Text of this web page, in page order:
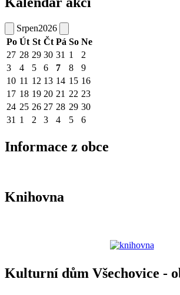
Srpen2026
Po Út St Čt Pá So Ne
27 28 29 30 31 1
2
3
4 5 6 7 8
9
10 11 12 13 14 15 16
17 18 19 20 21 22 23
24 25 26 27 28 29 30
31 1 2 3 4 5 6
Informace z obce
Knihovna
Kulturní dům Všechovice -